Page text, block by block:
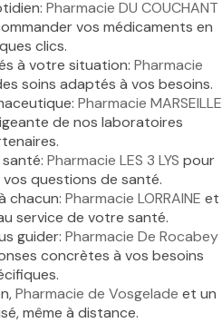
Pharmacie DU COUCHANT
vos médicaments en
clics.
à votre situation: Pharmacie
soins adaptés à vos besoins.
Pharmacie MARSEILLE
de nos laboratoires
Pharmacie LES 3 LYS pour
questions de santé.
chacun: Pharmacie LORRAINE et
service de votre santé.
guider: Pharmacie De Rocabey
concrètes à vos besoins
Pharmacie de Vosgelade et un
même à distance.